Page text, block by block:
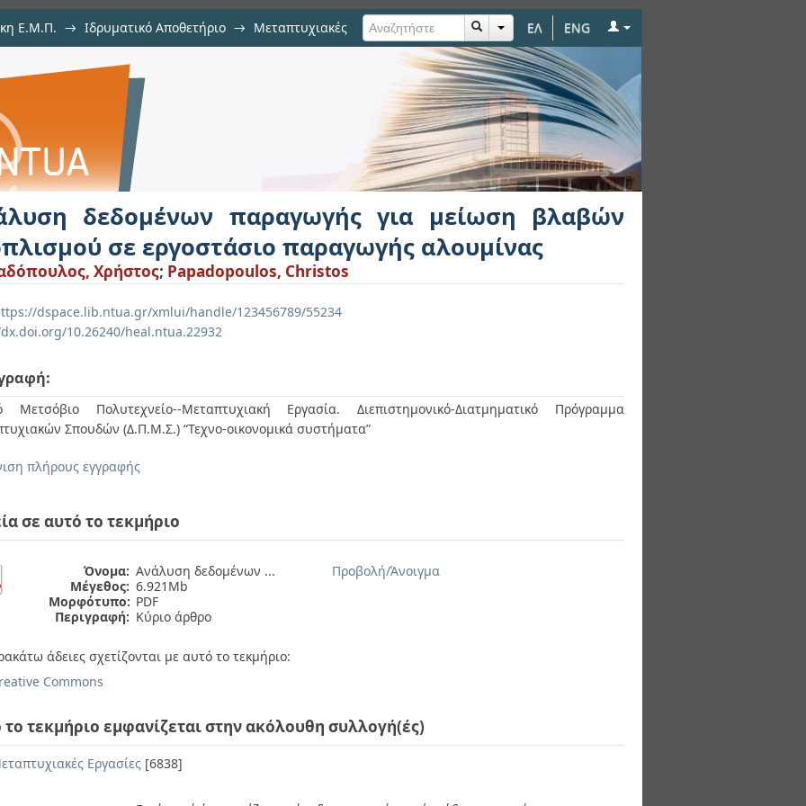
ΕΛ ENG
Ε.Μ.Π. → Ιδρυματικό Αποθετήριο → Μεταπτυχιακές
παραγωγής για μείωση βλαβών εξοπλισμού σε
αλουμίνας
δεδομένων παραγωγής για μείωση βλαβών
σε εργοστάσιο παραγωγής αλουμίνας
Χρήστος; Papadopoulos, Christos
dspace.lib.ntua.gr/xmlui/handle/123456789/55234
10.26240/heal.ntua.22932
Μετσόβιο Πολυτεχνείο--Μεταπτυχιακή Εργασία. Διεπιστημονικό-Διατμηματικό Πρόγραμμα
Σπουδών (Δ.Π.Μ.Σ.) “Τεχνο-οικονομικά συστήματα”
πλήρους εγγραφής
σε αυτό το τεκμήριο
Όνομα: Ανάλυση δεδομένων ...
Μέγεθος: 6.921Mb
Μορφότυπο: PDF
Περιγραφή: Κύριο άρθρο
Προβολή/Άνοιγμα
άδειες σχετίζονται με αυτό το τεκμήριο:
Commons
το τεκμήριο εμφανίζεται στην ακόλουθη συλλογή(ές)
Εργασίες [6838]